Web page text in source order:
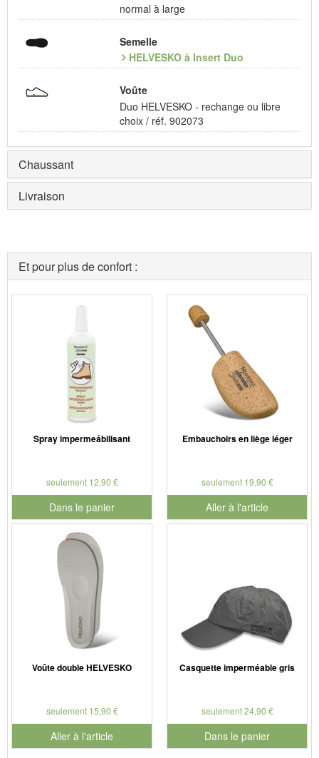
normal à large
Semelle
HELVESKO à Insert Duo
Voûte
Duo HELVESKO - rechange ou libre
choix / réf. 902073
Chaussant
Livraison
Et pour plus de confort :
Spray impermeábilisant
seulement 12,90 €
Dans le panier
pour le numéro de produit 901126
Embauchoirs en liège léger
seulement 19,90 €
Aller à l'article
Voûte double HELVESKO
seulement 15,90 €
Aller à l'article
Casquette imperméable gris
seulement 24,90 €
Dans le panier
pour le numéro de produit